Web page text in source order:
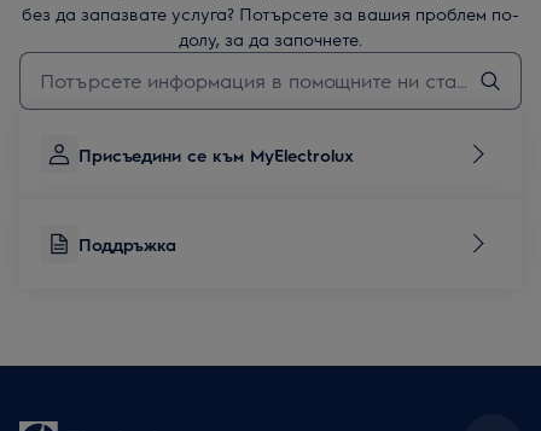
без да запазвате услуга? Потърсете за вашия проблем по-
долу, за да започнете.
Въведете текст за да потърсите статии за поддръжка
Присъедини се към MyElectrolux
Поддръжка